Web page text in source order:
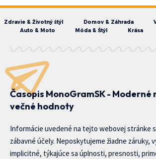
Zdravie & Životný štýl Domov & Záhrada
Auto & Moto
Móda & Štýl Krása
Časopis MonoGramSK - Moderné
večné hodnoty
Informácie uvedené na tejto webovej stránke
zábavné účely. Neposkytujeme žiadne záruky,
implicitné, týkajúce sa úplnosti, presnosti,